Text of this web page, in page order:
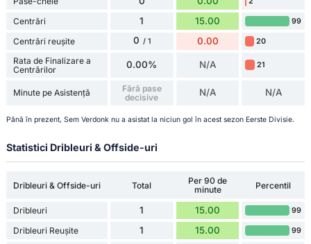
Centrări 1 15.00 99
Centrări reușite 0 / 1 0.00 20
Rata de Finalizare a
Centrărilor
0.00% N/A 21
Minute pe Asistență
Fără pase
decisive
N/A N/A
Până în prezent, Sem Verdonk nu a asistat la niciun gol în acest sezon Eerste Divisie.
Statistici Dribleuri & Offside-uri
Dribleuri & Offside-uri Total
Per 90 de
minute
Percentil
Dribleuri 1 15.00 99
Dribleuri Reușite 1 15.00 99